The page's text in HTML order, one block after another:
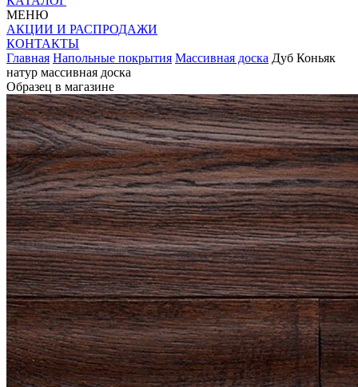
МЕНЮ
АКЦИИ И РАСПРОДАЖИ
КОНТАКТЫ
Главная Напольные покрытия Массивная доска Дуб Коньяк
натур массивная доска
Образец в магазине